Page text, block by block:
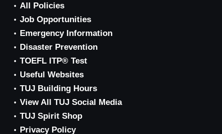
All Policies
Job Opportunities
Emergency Information
Disaster Prevention
TOEFL ITP® Test
Useful Websites
TUJ Building Hours
View All TUJ Social Media
TUJ Spirit Shop
Privacy Policy